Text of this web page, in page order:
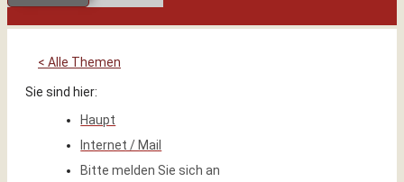
< Alle Themen
Sie sind hier:
Haupt
Internet / Mail
Bitte melden Sie sich an